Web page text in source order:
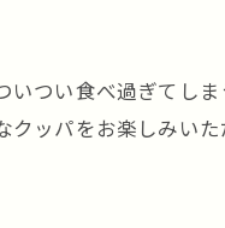
いつい食べ過ぎてし
クッパをお楽しみい